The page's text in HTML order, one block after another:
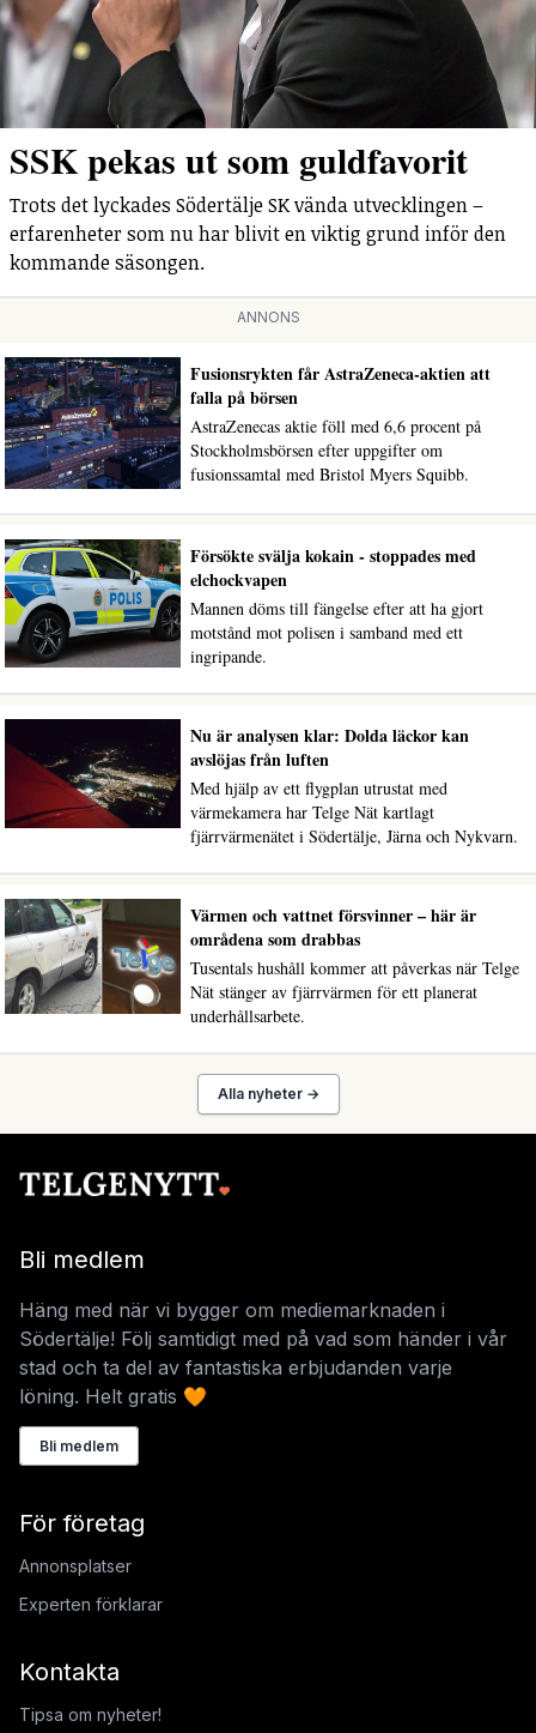
SSK pekas ut som guldfavorit
Trots det lyckades Södertälje SK vända utvecklingen –
erfarenheter som nu har blivit en viktig grund inför den
kommande säsongen.
ANNONS
Fusionsrykten får AstraZeneca-aktien att
falla på börsen
AstraZenecas aktie föll med 6,6 procent på
Stockholmsbörsen efter uppgifter om
fusionssamtal med Bristol Myers Squibb.
Försökte svälja kokain - stoppades med
elchockvapen
Mannen döms till fängelse efter att ha gjort
motstånd mot polisen i samband med ett
ingripande.
Nu är analysen klar: Dolda läckor kan
avslöjas från luften
Med hjälp av ett flygplan utrustat med
värmekamera har Telge Nät kartlagt
fjärrvärmenätet i Södertälje, Järna och Nykvarn.
Värmen och vattnet försvinner – här är
områdena som drabbas
Tusentals hushåll kommer att påverkas när Telge
Nät stänger av fjärrvärmen för ett planerat
underhållsarbete.
Alla nyheter →
Bli medlem
Häng med när vi bygger om mediemarknaden i
Södertälje! Följ samtidigt med på vad som händer i vår
stad och ta del av fantastiska erbjudanden varje
löning. Helt gratis 🧡
Bli medlem
För företag
Annonsplatser
Experten förklarar
Kontakta
Tipsa om nyheter!